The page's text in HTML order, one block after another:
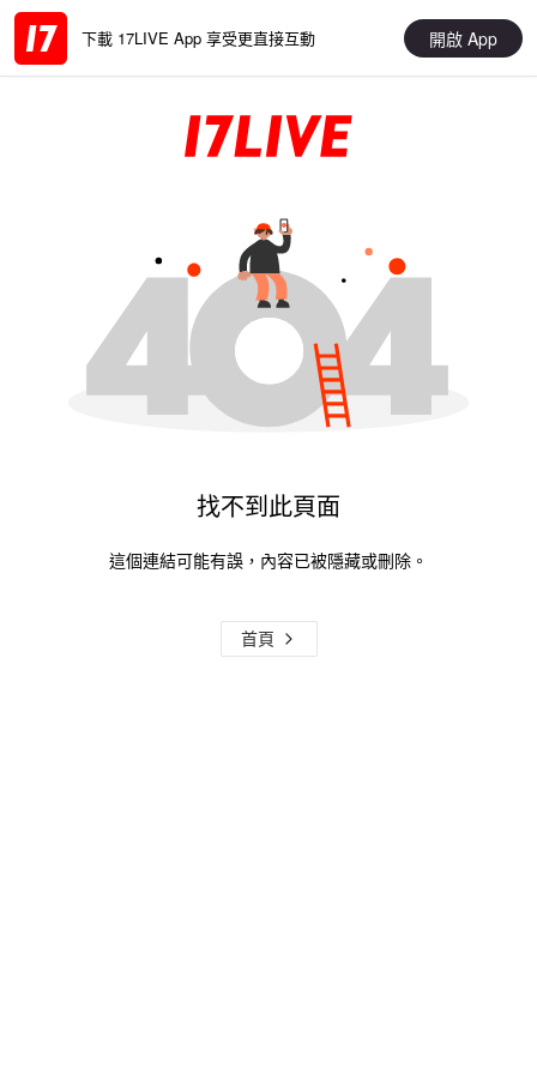
下載 17LIVE App 享受更直接互動 開啟 App
找不到此頁面
這個連結可能有誤，內容已被隱藏或刪除。
首頁